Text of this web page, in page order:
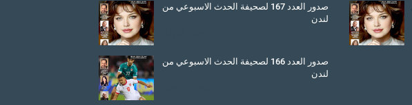
صدور العدد 167 لصحيفة الحدث الاسبوعي من
لندن
صدور العدد 166 لصحيفة الحدث الاسبوعي من
لندن